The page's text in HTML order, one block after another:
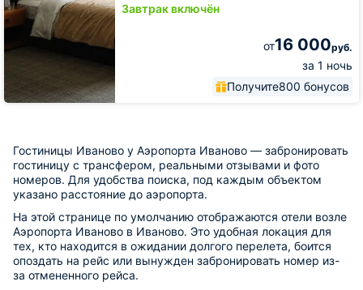
Завтрак включён
от16 000руб.
за 1 ночь
Получите800 бонусов
Гостиницы Иваново у Аэропорта Иваново — забронировать
гостиницу с трансфером, реальными отзывами и фото
номеров. Для удобства поиска, под каждым объектом
указано расстояние до аэропорта.
На этой странице по умолчанию отображаются отели возле
Аэропорта Иваново в Иваново. Это удобная локация для
тех, кто находится в ожидании долгого перелета, боится
опоздать на рейс или вынужден забронировать номер из-
за отмененного рейса.